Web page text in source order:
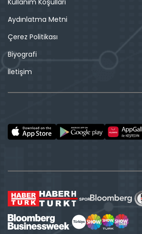
Kullanım Koşulları
Aydınlatma Metni
Çerez Politikası
Biyografi
İletişim